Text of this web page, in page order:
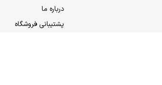
درباره ما
پشتیبانی فروشگاه